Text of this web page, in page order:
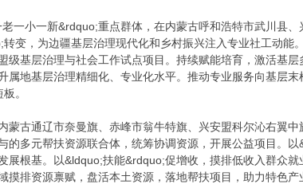
一小一新&rdquo;重点群体，在内蒙古呼和浩特市武川县
变，为边疆基层治理现代化和乡村振兴注入专业社工动
级基层治理与社会工作试点项目。持续赋能培育，激活基
属地基层治理精细化、专业化水平。推动专业服务向基层
。
蒙古通辽市奈曼旗、赤峰市翁牛特旗、兴安盟科尔沁右翼
的多元帮扶资源联合体，统筹协调资源，开展公益项目。
展根基。以&ldquo;扶能&rdquo;促增收，摸排低收入群众
摸排资源禀赋，盘活本土资源，落地帮扶项目，助力特色